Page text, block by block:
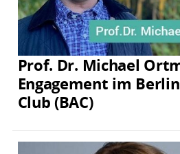
Prof. Dr. Michael
Engagement im
Club (BAC)